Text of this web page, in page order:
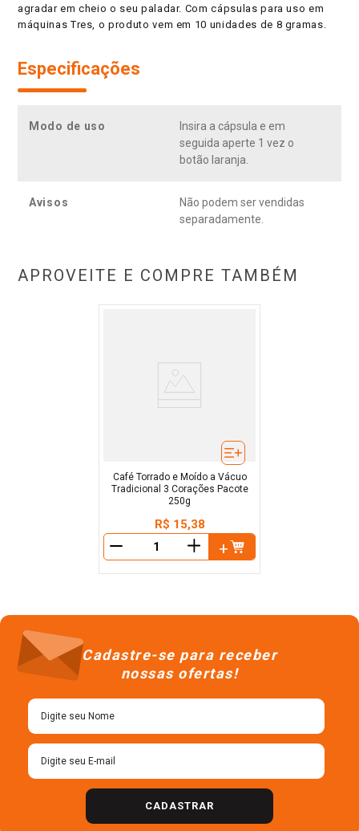
agradar em cheio o seu paladar. Com cápsulas para uso em
máquinas Tres, o produto vem em 10 unidades de 8 gramas.
Especificações
Modo de uso
Insira a cápsula e em
seguida aperte 1 vez o
botão laranja.
Avisos
Não podem ser vendidas
separadamente.
APROVEITE E COMPRE TAMBÉM
Café Torrado e Moído a Vácuo
Tradicional 3 Corações Pacote
250g
R$ 15,38
＋
Cadastre-se para receber
nossas ofertas!
CADASTRAR